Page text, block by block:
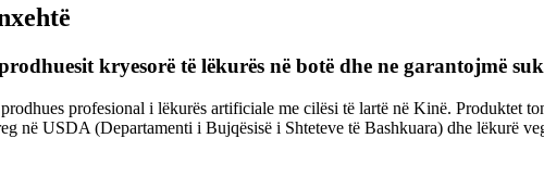
kryesorë të lëkurës në botë dhe ne garantojmë
profesional i lëkurës artificiale me cilësi të lartë në Kinë. Produktet
në USDA (Departamenti i Bujqësisë i Shteteve të Bashkuara) dhe lëkurë